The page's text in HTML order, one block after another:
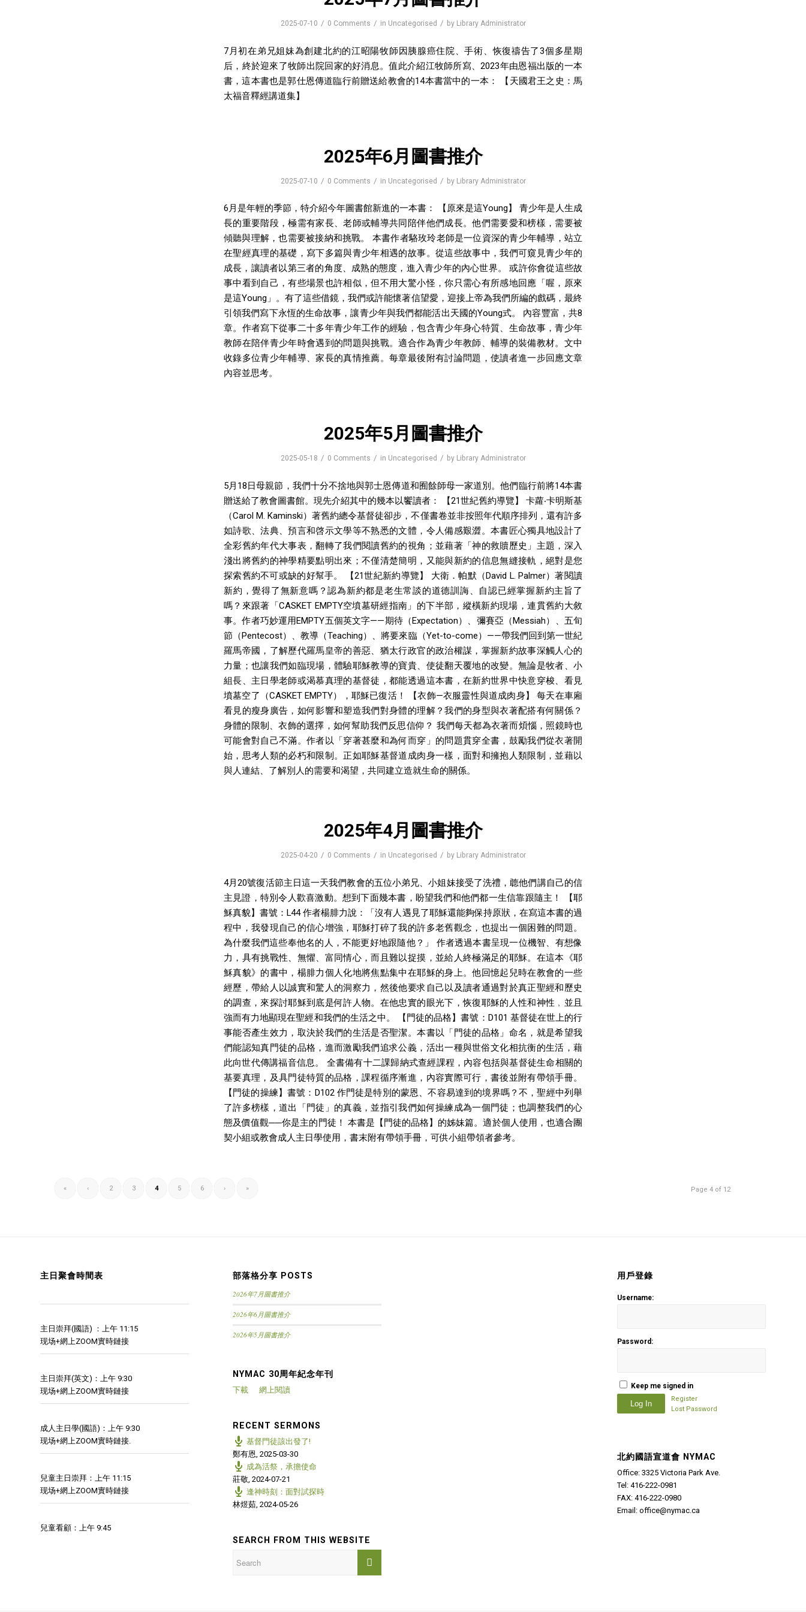
2025-07-10 / 0 Comments / in Uncategorised / by Library Administrator
7月初在弟兄姐妹為創建北約的江昭陽牧師因胰腺癌住院、手術、恢復禱告了3個多星期
后，終於迎來了牧師出院回家的好消息。值此介紹江牧師所寫、2023年由恩福出版的一本
書，這本書也是郭仕恩傳道臨行前贈送給教會的14本書當中的一本： 【天國君王之史：馬
太福音釋經講道集】
2025年6月圖書推介
2025-07-10 / 0 Comments / in Uncategorised / by Library Administrator
6月是年輕的季節，特介紹今年圖書館新進的一本書： 【原來是這Young】 青少年是人生成
長的重要階段，極需有家長、老師或輔導共同陪伴他們成長。他們需要愛和榜樣，需要被
傾聽與理解，也需要被接納和挑戰。 本書作者駱玫玲老師是一位資深的青少年輔導，站立
在聖經真理的基礎，寫下多篇與青少年相遇的故事。從這些故事中，我們可窺見青少年的
成長，讓讀者以第三者的角度、成熟的態度，進入青少年的內心世界。 或許你會從這些故
事中看到自己，有些場景也許相似，但不用大驚小怪，你只需心有所感地回應「喔，原來
是這Young」。有了這些借鏡，我們或許能懷著信望愛，迎接上帝為我們所編的戲碼，最終
引領我們寫下永恆的生命故事，讓青少年與我們都能活出天國的Young式。 內容豐富，共8
章。作者寫下從事二十多年青少年工作的經驗，包含青少年身心特質、生命故事，青少年
教師在陪伴青少年時會遇到的問題與挑戰。適合作為青少年教師、輔導的裝備教材。文中
收錄多位青少年輔導、家長的真情推薦。每章最後附有討論問題，使讀者進一步回應文章
內容並思考。
2025年5月圖書推介
2025-05-18 / 0 Comments / in Uncategorised / by Library Administrator
5月18日母親節，我們十分不捨地與郭士恩傳道和囿餘師母一家道別。他們臨行前將14本書
贈送給了教會圖書館。現先介紹其中的幾本以饗讀者： 【21世紀舊約導覽】 卡蘿‧卡明斯基
（Carol M. Kaminski）著舊約總令基督徒卻步，不僅書卷並非按照年代順序排列，還有許多
如詩歌、法典、預言和啓示文學等不熟悉的文體，令人備感艱澀。本書匠心獨具地設計了
全彩舊約年代大事表，翻轉了我們閱讀舊約的視角；並藉著「神的救贖歷史」主題，深入
淺出將舊約的神學精要點明出來；不僅清楚簡明，又能與新約的信息無縫接軌，絕對是您
探索舊約不可或缺的好幫手。 【21世紀新約導覽】 大衛．帕默（David L. Palmer）著閱讀
新約，覺得了無新意嗎？認為新約都是老生常談的道德訓誨、自認已經掌握新約主旨了
嗎？來跟著「CASKET EMPTY空墳墓研經指南」的下半部，縱橫新約現場，連貫舊約大敘
事。作者巧妙運用EMPTY五個英文字——期待（Expectation）、彌賽亞（Messiah）、五旬
節（Pentecost）、教導（Teaching）、將要來臨（Yet-to-come）——帶我們回到第一世紀
羅馬帝國，了解歷代羅馬皇帝的善惡、猶太行政官的政治權謀，掌握新約故事深觸人心的
力量；也讓我們如臨現場，體驗耶穌教導的寶貴、使徒翻天覆地的改變。無論是牧者、小
組長、主日學老師或渴慕真理的基督徒，都能透過這本書，在新約世界中快意穿梭、看見
墳墓空了（CASKET EMPTY），耶穌已復活！ 【衣飾—衣服靈性與道成肉身】 每天在車廂
看見的瘦身廣告，如何影響和塑造我們對身體的理解？我們的身型與衣著配搭有何關係？
身體的限制、衣飾的選擇，如何幫助我們反思信仰？ 我們每天都為衣著而煩惱，照鏡時也
可能會對自己不滿。作者以「穿著甚麼和為何而穿」的問題貫穿全書，鼓勵我們從衣著開
始，思考人類的必朽和限制。正如耶穌基督道成肉身一樣，面對和擁抱人類限制，並藉以
與人連結、了解別人的需要和渴望，共同建立造就生命的關係。
2025年4月圖書推介
2025-04-20 / 0 Comments / in Uncategorised / by Library Administrator
4月20號復活節主日這一天我們教會的五位小弟兄、小姐妹接受了洗禮，聼他們講自己的信
主見證，特別令人歡喜激動。想到下面幾本書，盼望我們和他們都一生信靠跟隨主！ 【耶
穌真貌】書號：L44 作者楊腓力說：「沒有人遇見了耶穌還能夠保持原狀，在寫這本書的過
程中，我發現自己的信心增強，耶穌打碎了我的許多老舊觀念，也提出一個困難的問題。
為什麼我們這些奉他名的人，不能更好地跟隨他？」 作者透過本書呈現一位機智、有想像
力，具有挑戰性、無懼、富同情心，而且難以捉摸，並給人終極滿足的耶穌。在這本《耶
穌真貌》的書中，楊腓力個人化地將焦點集中在耶穌的身上。他回憶起兒時在教會的一些
經歷，帶給人以誠實和驚人的洞察力，然後他要求自己以及讀者通過對於真正聖經和歷史
的調查，來探討耶穌到底是何許人物。在他忠實的眼光下，恢復耶穌的人性和神性﹐並且
強而有力地顯現在聖經和我們的生活之中。 【門徒的品格】書號：D101 基督徒在世上的行
事能否產生效力，取決於我們的生活是否聖潔。本書以「門徒的品格」命名，就是希望我
們能認知真門徒的品格，進而激勵我們追求公義，活出一種與世俗文化相抗衡的生活，藉
此向世代傳講福音信息。 全書備有十二課歸納式查經課程，內容包括與基督徒生命相關的
基要真理，及具門徒特質的品格，課程循序漸進，內容實際可行，書後並附有帶領手冊。
【門徒的操練】書號：D102 作門徒是特別的蒙恩、不容易達到的境界嗎？不，聖經中列舉
了許多榜樣，道出「門徒」的真義，並指引我們如何操練成為一個門徒；也調整我們的心
態及價值觀──你是主的門徒！ 本書是【門徒的品格】的姊妹篇。適於個人使用，也適合團
契小組或教會成人主日學使用，書末附有帶領手冊，可供小組帶領者參考。
Page 4 of 12
« ‹ 2 3 4 5 6 › »
主日聚會時間表
主日崇拜(國語) ：上午 11:15
现场+網上ZOOM實時鏈接
主日崇拜(英文)：上午 9:30
现场+網上ZOOM實時鏈接
成人主日學(國語)：上午 9:30
现场+網上ZOOM實時鏈接.
兒童主日崇拜：上午 11:15
现场+網上ZOOM實時鏈接
兒童看顧：上午 9:45
部落格分享 POSTS
2026年7月圖書推介
2026年6月圖書推介
2026年5月圖書推介
NYMAC 30周年紀念年刊
下載 網上閱讀
RECENT SERMONS
基督門徒該出發了!
鄭有恩, 2025-03-30
成為活祭，承擔使命
莊敬, 2024-07-21
逢神時刻：面對試探時
林煜茹, 2024-05-26
SEARCH FROM THIS WEBSITE
用戶登錄
Username:
Password:
Keep me signed in
Log In
Register
Lost Password
北約國語宣道會 NYMAC
Office: 3325 Victoria Park Ave.
Tel: 416-222-0981
FAX: 416-222-0980
Email: office@nymac.ca